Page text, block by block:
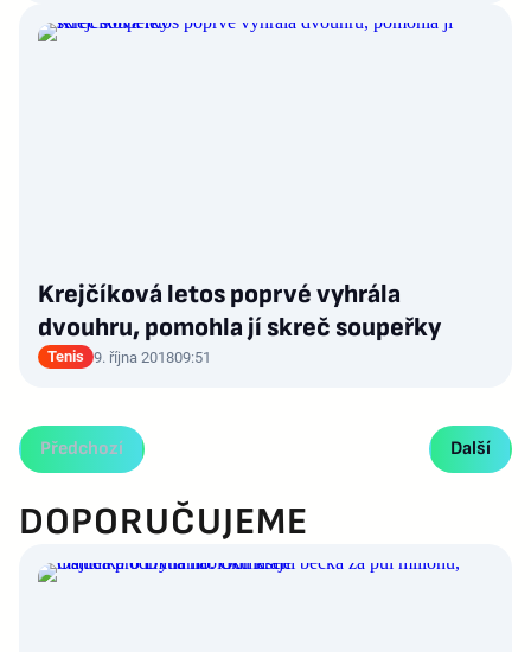
Krejčíková letos poprvé vyhrála
dvouhru, pomohla jí skreč soupeřky
Tenis 9. října 201809:51
Předchozí Další
DOPORUČUJEME